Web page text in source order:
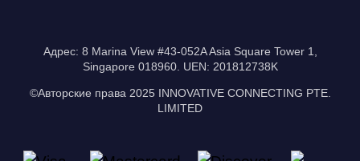
Адрес: 8 Marina View #43-052A Asia Square Tower 1,
Singapore 018960. UEN: 201812738K
©Авторские права 2025 INNOVATIVE CONNECTING PTE.
LIMITED